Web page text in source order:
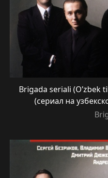
Brigada seriali
(сериал на